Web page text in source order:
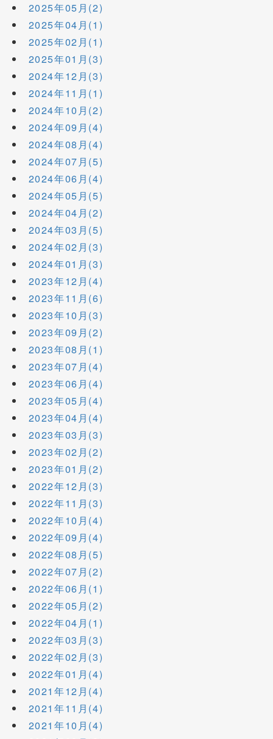
2025年05月(2)
2025年04月(1)
2025年02月(1)
2025年01月(3)
2024年12月(3)
2024年11月(1)
2024年10月(2)
2024年09月(4)
2024年08月(4)
2024年07月(5)
2024年06月(4)
2024年05月(5)
2024年04月(2)
2024年03月(5)
2024年02月(3)
2024年01月(3)
2023年12月(4)
2023年11月(6)
2023年10月(3)
2023年09月(2)
2023年08月(1)
2023年07月(4)
2023年06月(4)
2023年05月(4)
2023年04月(4)
2023年03月(3)
2023年02月(2)
2023年01月(2)
2022年12月(3)
2022年11月(3)
2022年10月(4)
2022年09月(4)
2022年08月(5)
2022年07月(2)
2022年06月(1)
2022年05月(2)
2022年04月(1)
2022年03月(3)
2022年02月(3)
2022年01月(4)
2021年12月(4)
2021年11月(4)
2021年10月(4)